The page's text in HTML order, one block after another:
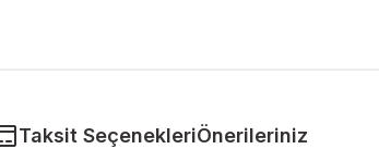
Taksit SeçenekleriÖnerileriniz